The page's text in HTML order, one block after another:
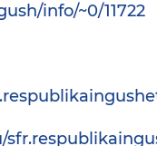
info/~0/11722